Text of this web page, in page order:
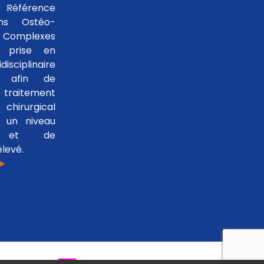
Ostéo-
prise en
afin de
un niveau
et de